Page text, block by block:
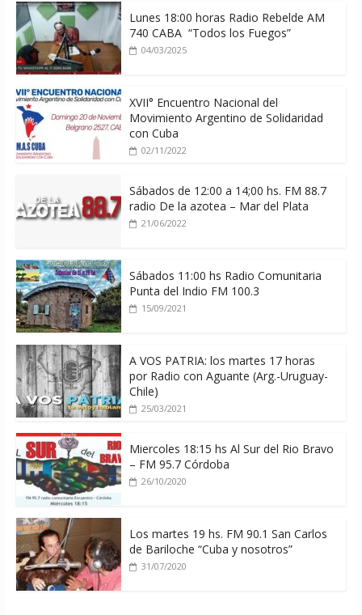
Lunes 18:00 horas Radio Rebelde AM
740 CABA “Todos los Fuegos”
04/03/2025
XVII° Encuentro Nacional del
Movimiento Argentino de Solidaridad
con Cuba
02/11/2022
Sábados de 12:00 a 14;00 hs. FM 88.7
radio De la azotea – Mar del Plata
21/06/2022
Sábados 11:00 hs Radio Comunitaria
Punta del Indio FM 100.3
15/09/2021
A VOS PATRIA: los martes 17 horas
por Radio con Aguante (Arg.-Uruguay-
Chile)
25/03/2021
Miercoles 18:15 hs Al Sur del Rio Bravo
– FM 95.7 Córdoba
26/10/2020
Los martes 19 hs. FM 90.1 San Carlos
de Bariloche “Cuba y nosotros”
31/07/2020